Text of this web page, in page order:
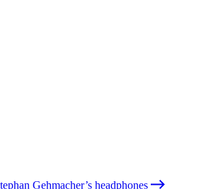
Gehmacher’s headphones